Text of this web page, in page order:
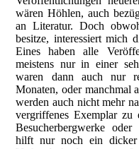
wären Höhlen, auch
an Literatur. Doch
besitze, interessiert mich
Eines haben alle
meistens nur in einer
waren dann auch nur
Monaten, oder manchmal
werden auch nicht mehr
vergriffenes Exemplar zu
Besucherbergwerke
hilft nur noch ein dicker